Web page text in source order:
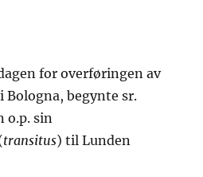
for overføringen av
Bologna, begynte sr.
o.p. sin
transitus) til Lunden